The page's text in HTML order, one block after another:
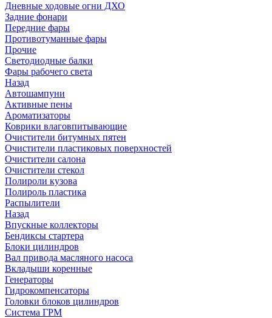
Дневные ходовые огни ДХО
Задние фонари
Передние фары
Противотуманные фары
Прочие
Светодиодные балки
Фары рабочего света
Назад
Автошампуни
Активные пены
Ароматизаторы
Коврики влаговпитывающие
Очистители битумных пятен
Очистители пластиковых поверхностей
Очистители салона
Очистители стекол
Полироли кузова
Полироль пластика
Распылители
Назад
Впускные коллекторы
Бендиксы стартера
Блоки цилиндров
Вал привода масляного насоса
Вкладыши коренные
Генераторы
Гидрокомпенсаторы
Головки блоков цилиндров
Система ГРМ